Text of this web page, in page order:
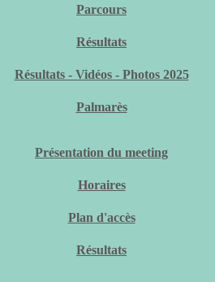
Parcours
Résultats
Résultats - Vidéos - Photos 2025
Palmarès
Présentation du meeting
Horaires
Plan d'accès
Résultats